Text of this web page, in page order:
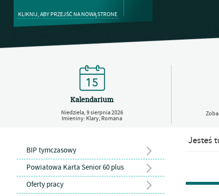
KLIKNIJ, ABY PRZEJŚĆ NA NOWĄ STRONE
Kalendarium
Niedziela,9sierpnia2026
Imieniny: Klary, Romana
BIP tymczasowy
Powiatowa Karta Senior 60 plus
Oferty pracy
Jesteś